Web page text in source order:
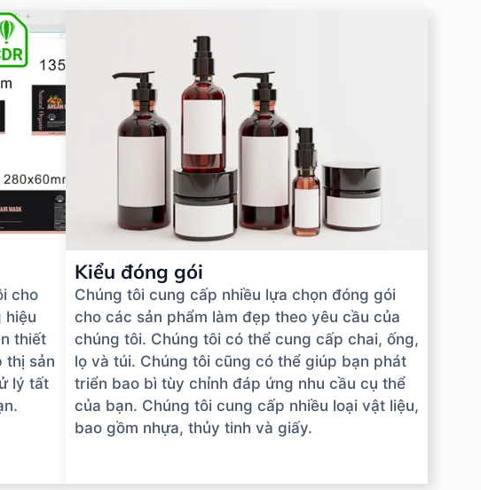
cho
hiệu
thiết
thị sản
lý tất
Kiểu đóng gói
Chúng tôi cung cấp nhiều lựa chọn đóng gói
cho các sản phẩm làm đẹp theo yêu cầu của
chúng tôi. Chúng tôi có thể cung cấp chai, ống,
lọ và túi. Chúng tôi cũng có thể giúp bạn phát
triển bao bì tùy chỉnh đáp ứng nhu cầu cụ thể
của bạn. Chúng tôi cung cấp nhiều loại vật liệu,
bao gồm nhựa, thủy tinh và giấy.